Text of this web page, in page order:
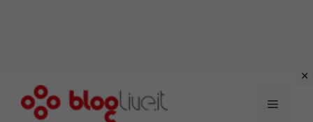
Menu